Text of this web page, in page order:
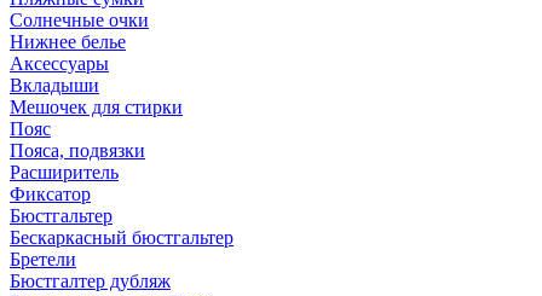
Солнечные очки
Нижнее белье
Аксессуары
Вкладыши
Мешочек для стирки
Пояс
Пояса, подвязки
Расширитель
Фиксатор
Бюстгальтер
Бескаркасный бюстгальтер
Бретели
Бюстгалтер дубляж